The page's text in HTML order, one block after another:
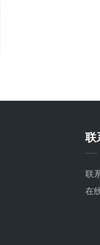
联
联
在